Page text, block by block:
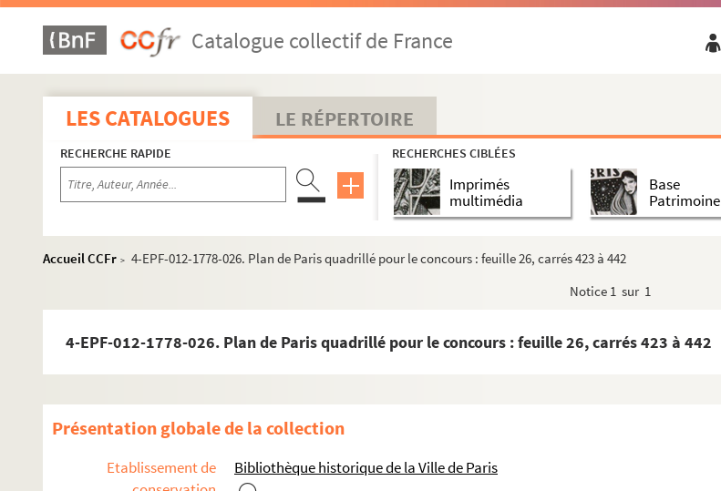
Catalogue collectif de France
LES CATALOGUES LE RÉPERTOIRE
RECHERCHE RAPIDE RECHERCHES CIBLÉES
Imprimés
multimédia
Base
Patrimoine
Accueil CCFr > 4-EPF-012-1778-026. Plan de Paris quadrillé pour le concours : feuille 26, carrés 423 à 442
Notice 1 sur 1
4-EPF-012-1778-026. Plan de Paris quadrillé pour le concours : feuille 26, carrés 423 à 442
Présentation globale de la collection
Etablissement de
Bibliothèque historique de la Ville de Paris